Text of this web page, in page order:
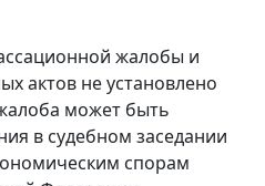
жалобы и
актов не установлено
может быть
в судебном заседании
спорам